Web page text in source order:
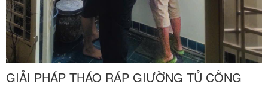
GIẢI PHÁP THÁO RÁP GIƯỜNG TỦ CỒNG